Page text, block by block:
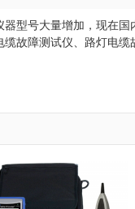
型号大量增加，现在
故障测试仪、路灯电